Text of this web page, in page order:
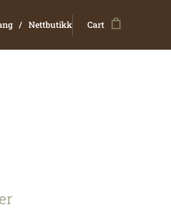
Nettbutikk Cart